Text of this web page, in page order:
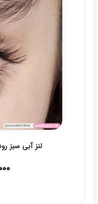
لنز آبی سبز